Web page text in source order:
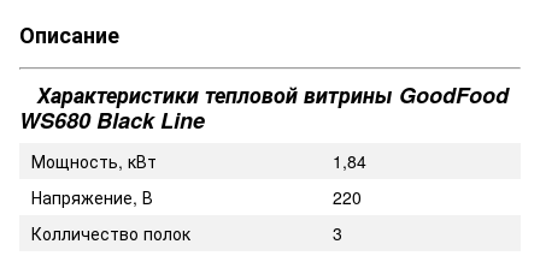
Описание
Характеристики тепловой витрины GoodFood
WS680 Black Line
Мощность, кВт
1,84
Напряжение, В
220
Колличество полок
3